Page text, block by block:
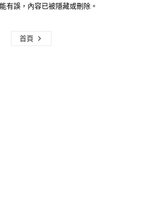
有誤，內容已被隱藏或刪除。
首頁